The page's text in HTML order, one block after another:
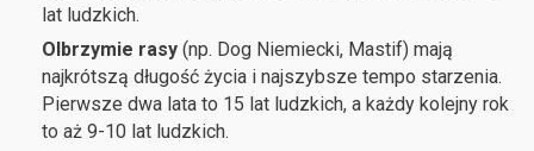
lat ludzkich.
Olbrzymie rasy (np. Dog Niemiecki, Mastif) mają
najkrótszą długość życia i najszybsze tempo starzenia.
Pierwsze dwa lata to 15 lat ludzkich, a każdy kolejny rok
to aż 9-10 lat ludzkich.